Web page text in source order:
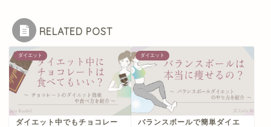
RELATED POST
ダイエット
ダイエット中でもチョコレー
ダイエット
バランスボールで簡単ダイエ